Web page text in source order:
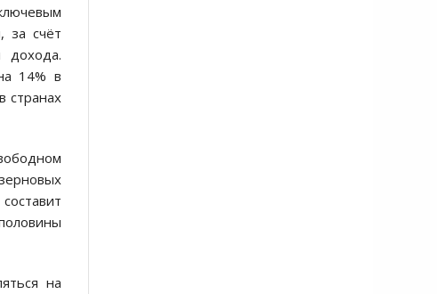
за счёт
дохода.
14% в
странах
на